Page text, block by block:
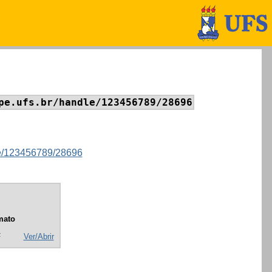
handle/123456789/28696
123456789/28696
Ver/Abrir